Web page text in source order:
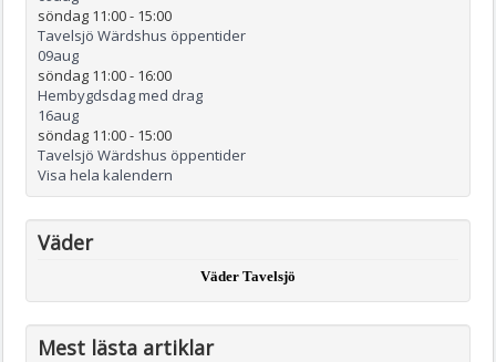
söndag 11:00- 15:00
Tavelsjö Wärdshus öppentider
09aug
söndag 11:00- 16:00
Hembygdsdag med drag
16aug
söndag 11:00- 15:00
Tavelsjö Wärdshus öppentider
Visa hela kalendern
Väder
Väder Tavelsjö
Mest lästa artiklar